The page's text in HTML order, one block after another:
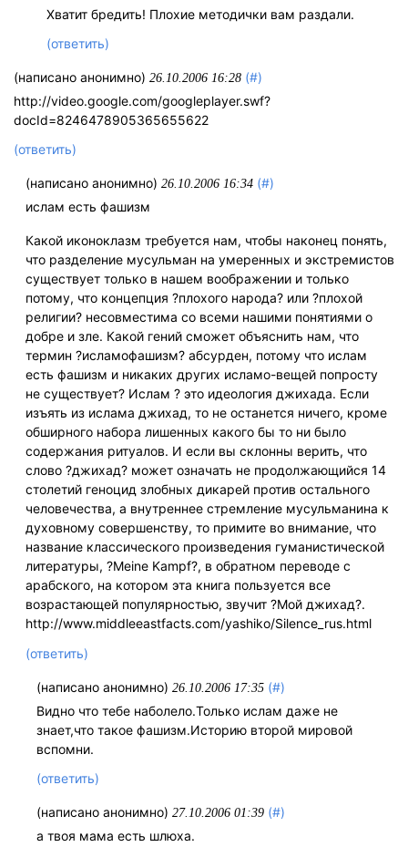
Хватит бредить! Плохие методички вам раздали.
(ответить)
(написано анонимно) 26.10.2006 16:28 (#)
http://video.google.com/googleplayer.swf?
docId=8246478905365655622
(ответить)
(написано анонимно) 26.10.2006 16:34 (#)
ислам есть фашизм
Какой иконоклазм требуется нам, чтобы наконец понять,
что разделение мусульман на умеренных и экстремистов
существует только в нашем воображении и только
потому, что концепция ?плохого народа? или ?плохой
религии? несовместима со всеми нашими понятиями о
добре и зле. Какой гений сможет объяснить нам, что
термин ?исламофашизм? абсурден, потому что ислам
есть фашизм и никаких других исламо-вещей попросту
не существует? Ислам ? это идеология джихада. Если
изъять из ислама джихад, то не останется ничего, кроме
обширного набора лишенных какого бы то ни было
содержания ритуалов. И если вы склонны верить, что
слово ?джихад? может означать не продолжающийся 14
столетий геноцид злобных дикарей против остального
человечества, а внутреннее стремление мусульманина к
духовному совершенству, то примите во внимание, что
название классического произведения гуманистической
литературы, ?Meine Kampf?, в обратном переводе с
арабского, на котором эта книга пользуется все
возрастающей популярностью, звучит ?Мой джихад?.
http://www.middleeastfacts.com/yashiko/Silence_rus.html
(ответить)
(написано анонимно) 26.10.2006 17:35 (#)
Видно что тебе наболело.Только ислам даже не
знает,что такое фашизм.Историю второй мировой
вспомни.
(ответить)
(написано анонимно) 27.10.2006 01:39 (#)
а твоя мама есть шлюха.